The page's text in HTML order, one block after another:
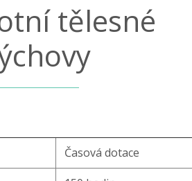
tělesné
Časová dotace